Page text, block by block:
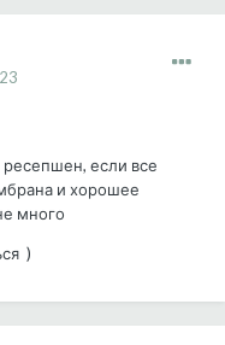
ресепшен, если все
и хорошее
много
)